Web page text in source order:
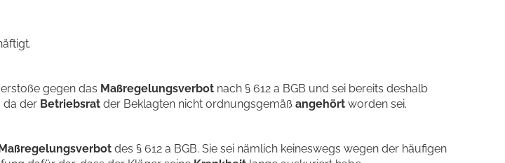
gegen das Maßregelungsverbot nach § 612 a BGB und sei bereits deshalb
da der Betriebsrat der Beklagten nicht ordnungsgemäß angehört worden sei.
des § 612 a BGB. Sie sei nämlich keineswegs wegen der häufigen